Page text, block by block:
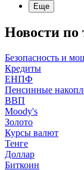
Еще
Новости по
Безопасность и
Кредиты
ЕНПФ
Пенсинные
ВВП
Moody's
Золото
Курсы валют
Тенге
Доллар
Биткоин